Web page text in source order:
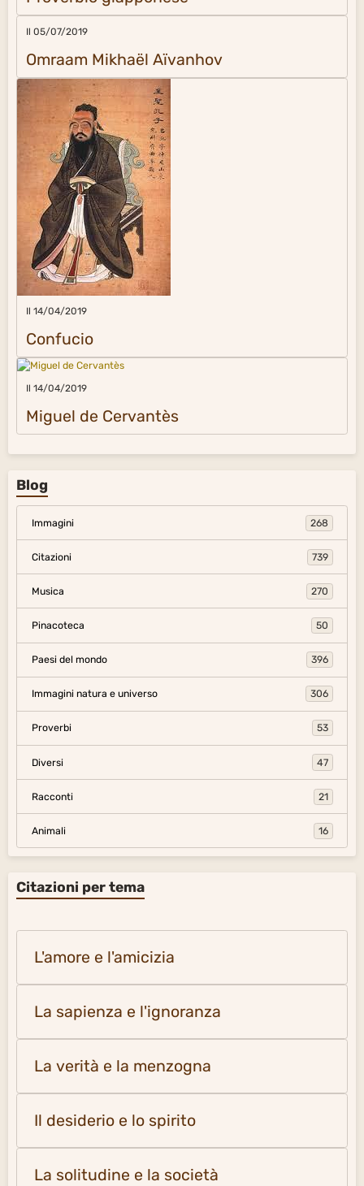
Il 05/07/2019
Omraam Mikhaël Aïvanhov
Il 14/04/2019
Confucio
Il 14/04/2019
Miguel de Cervantès
Blog
Immagini 268
Citazioni 739
Musica 270
Pinacoteca 50
Paesi del mondo 396
Immagini natura e universo 306
Proverbi 53
Diversi 47
Racconti 21
Animali 16
Citazioni per tema
L'amore e l'amicizia
La sapienza e l'ignoranza
La verità e la menzogna
Il desiderio e lo spirito
La solitudine e la società